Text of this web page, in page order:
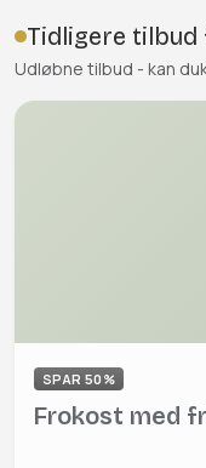
Tidligere tilbud
Udløbne tilbud - kan
SPAR 50%
Frokost med